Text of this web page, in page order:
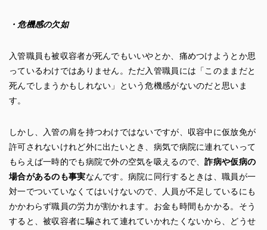
・危機感の欠如
入管職員も被収容者が死んでもいいやとか、痛めつけようとか思
っているわけではありません。ただ入管職員には「このままだと
死んでしまうかもしれない」という危機感がないのだと思いま
す。
しかし、入管の肩を持つわけではないですが、収容中に仮放免が
許可されないけれど外に出たいとき、病気で病院に連れていって
もらえば一時的でも病院で外の空気を吸えるので、詐病や仮病の
場合があるのも事実なんです。病院に同行するときは、職員が一
対一でついていなくてはいけないので、人員が不足しているにも
かかわらず職員の労力が割かれます。お金も時間もかかる。そう
すると、被収容者に騙されて連れていかれたくないから、どうせ